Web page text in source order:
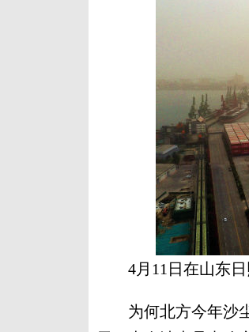
4月11日在山东
为何北方今年沙尘